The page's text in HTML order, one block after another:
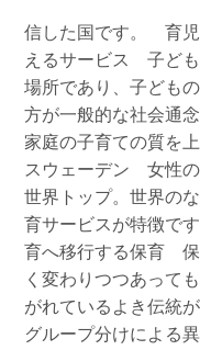
信した国です。 育
えるサービス 子ど
場所であり、子ども
方が一般的な社会通
家庭の子育ての質を
スウェーデン 女性の
世界トップ。世界の
育サービスが特徴で
育へ移行する保育 保
く変わりつつあって
がれているよき伝統
グループ分けによる